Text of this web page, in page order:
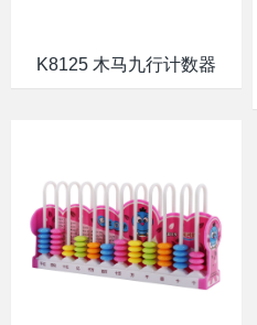
K8125 木马九行计数器